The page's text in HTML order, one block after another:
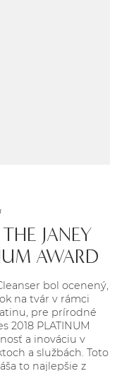
JANEY
AWARD
bol ocenený,
na tvár v rámci
pre prírodné
2018 PLATINUM
a inováciu v
a službách. Toto
to najlepšie z